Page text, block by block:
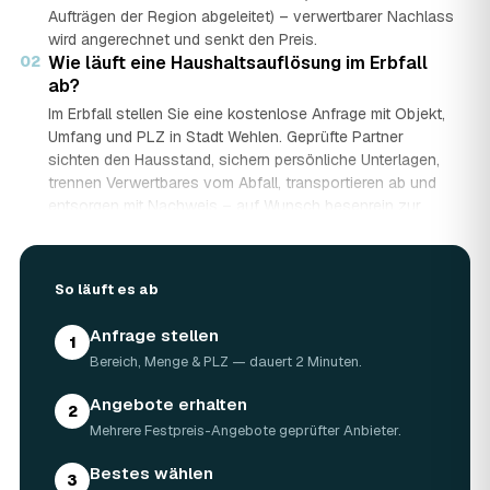
Aufträgen der Region abgeleitet) – verwertbarer Nachlass
wird angerechnet und senkt den Preis.
02 Wie läuft eine Haushaltsauflösung im Erbfall
ab?
Im Erbfall stellen Sie eine kostenlose Anfrage mit Objekt,
Umfang und PLZ in Stadt Wehlen. Geprüfte Partner
sichten den Hausstand, sichern persönliche Unterlagen,
trennen Verwertbares vom Abfall, transportieren ab und
entsorgen mit Nachweis – auf Wunsch besenrein zur
entscheiden in Ruhe, gerade wenn mehrere Erben beteiligt
Werden Wertgegenstände und Antiquitäten
angerechnet?
Ja. Antiquitäten, Möbel, Schmuck und ganze Sammlungen
aus dem Nachlass werden fachkundig begutachtet und
auf den Preis angerechnet. Bei wertvollem Hausstand
kann die Haushaltsauflösung in Stadt Wehlen dadurch
nahezu kostenneutral werden – in Einzelfällen bis hin zu
Nullkosten.
So läuft es ab
1 Anfrage stellen
Bereich, Menge & PLZ — dauert 2 Minuten.
2 Angebote erhalten
Mehrere Festpreis-Angebote geprüfter Anbieter.
3 Bestes wählen